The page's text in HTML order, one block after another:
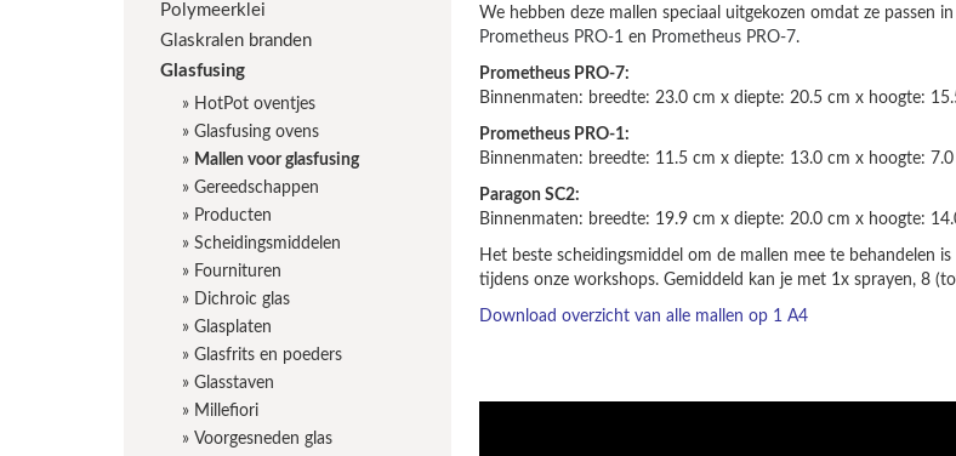
Polymeerklei
Glaskralen branden
Glasfusing
» HotPot oventjes
» Glasfusing ovens
» Mallen voor glasfusing
» Gereedschappen
» Producten
» Scheidingsmiddelen
» Fournituren
» Dichroic glas
» Glasplaten
» Glasfrits en poeders
» Glasstaven
» Millefiori
» Voorgesneden glas
We hebben deze mallen speciaal uitgekozen omdat ze passen
Prometheus PRO-1en Prometheus PRO-7.
Prometheus PRO-7:
Binnenmaten: breedte: 23.0 cm x diepte: 20.5 cm x hoogte:
Prometheus PRO-1:
Binnenmaten: breedte: 11.5 cm x diepte: 13.0 cm x hoogte: 7.0
Paragon SC2:
Binnenmaten: breedte: 19.9 cm x diepte: 20.0 cm x hoogte:
Het beste scheidingsmiddel om de mallen mee te behandelen
tijdens onze workshops. Gemiddeld kan je met 1x sprayen, 8
Download overzicht van alle mallen op 1 A4